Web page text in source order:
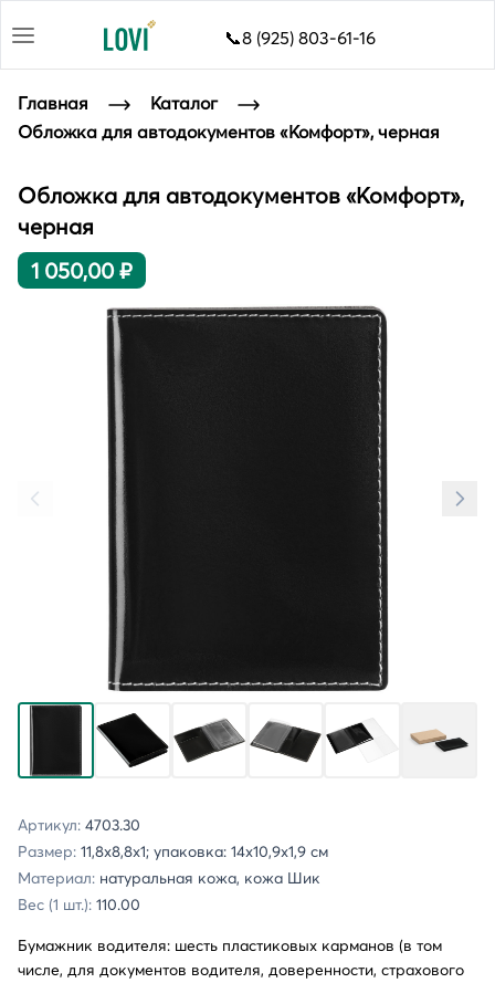
📞8 (925) 803-61-16
Главная
Каталог
Обложка для автодокументов «Комфорт», черная
Обложка для автодокументов «Комфорт»,
черная
1 050,00 ₽
Артикул: 4703.30
Размер: 11,8х8,8х1; упаковка: 14х10,9х1,9 см
Материал: натуральная кожа, кожа Шик
Вес (1 шт.): 110.00
Бумажник водителя: шесть пластиковых карманов (в том
числе, для документов водителя, доверенности, страхового